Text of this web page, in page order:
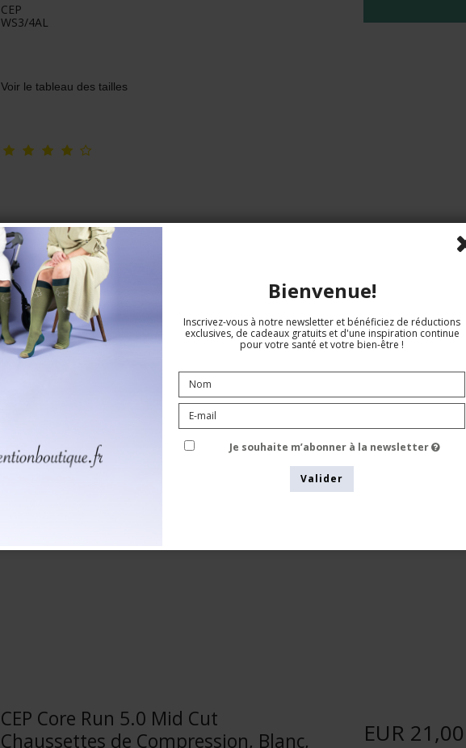
CEP
WS3/4AL
Voir le tableau des tailles
CEP Core Run Ultralight arm sleeves,
blanc (unisex)
Voir le tableau des tailles
EUR 37,00
CEP Core Run 5.0 Mid Cut
Chaussettes de Compression, Blanc,
EUR 21,00
Bienvenue!
Inscrivez-vous à notre newsletter et bénéficiez de réductions
exclusives, de cadeaux gratuits et d'une inspiration continue
pour votre santé et votre bien-être !
Je souhaite m’abonner à la newsletter
Valider